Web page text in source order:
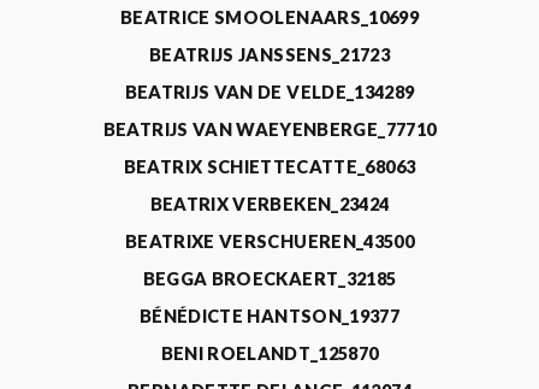
BEATRICE SMOOLENAARS_10699
BEATRIJS JANSSENS_21723
BEATRIJS VAN DE VELDE_134289
BEATRIJS VAN WAEYENBERGE_77710
BEATRIX SCHIETTECATTE_68063
BEATRIX VERBEKEN_23424
BEATRIXE VERSCHUEREN_43500
BEGGA BROECKAERT_32185
BÉNÉDICTE HANTSON_19377
BENI ROELANDT_125870